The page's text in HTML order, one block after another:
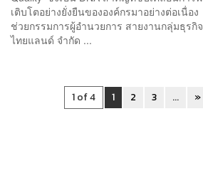
เติบโตอย่างยั่งยืนขององค์กรมาอย่างต่อเนื่
ช่วยกรรมการผู้อำนวยการ สายงานกลุ่มธุรกิ
ไทยแลนด์ จำกัด ...
1 of 4 1 2 3 ... »